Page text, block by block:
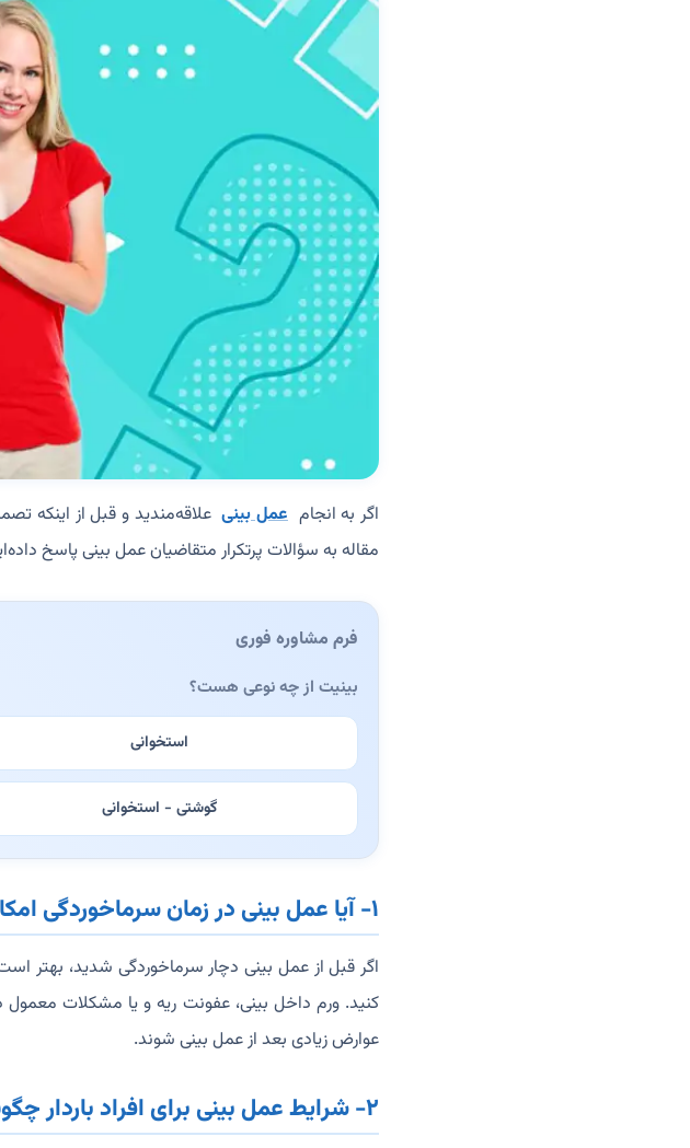
اگر به انجام عمل بینی علاقه‌مندید و قبل از اینکه
مقاله به سؤالات پرتکرار متقاضیان عمل بینی پاسخ
فرم مشاوره فوری
بینیت از چه نوعی هست؟
استخوانی
گوشتی - استخوانی
۱- آیا عمل بینی در زمان سرماخوردگی امکان‌پذیر است؟
اگر قبل از عمل بینی دچار سرماخوردگی شدید، بهتر
کنید. ورم داخل بینی، عفونت ریه و یا مشکلات
عوارض زیادی بعد از عمل بینی شوند.
۲- شرایط عمل بینی برای افراد باردار چگونه است؟